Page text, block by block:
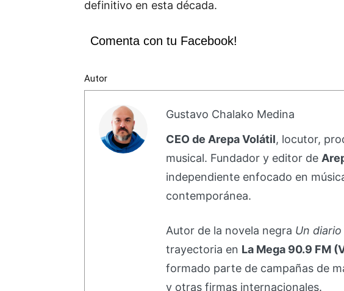
definitivo en esta década.
Comenta con tu Facebook!
Autor
Gustavo Chalako Medina
CEO de Arepa Volátil, locutor,
musical. Fundador y editor de
independiente enfocado en
contemporánea.
Autor de la novela negra Un diario
trayectoria en La Mega 90.9 FM
formado parte de campañas de
y otras firmas internacionales.